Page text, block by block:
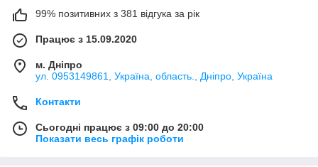
99% позитивних з 381 відгука за рік
Працює з 15.09.2020
м. Дніпро
ул. 0953149861, Україна, область., Дніпро, Україна
Контакти
Сьогодні працює з 09:00 до 20:00
Показати весь графік роботи